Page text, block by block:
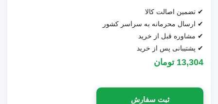
✔ تضمین اصالت کالا
✔ ارسال محرمانه به سراسر کشور
✔ مشاوره قبل از خرید
✔ پشتیبانی پس از خرید
13,304 تومان
ثبت سفارش